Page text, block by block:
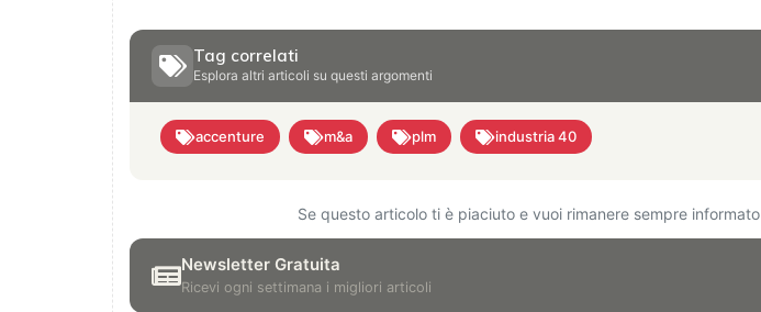
Tag correlati
Esplora altri articoli su questi argomenti
accenture m&a plm industria 40
Se questo articolo ti è piaciuto e vuoi rimanere sempre informato
Newsletter Gratuita
Ricevi ogni settimana i migliori articoli